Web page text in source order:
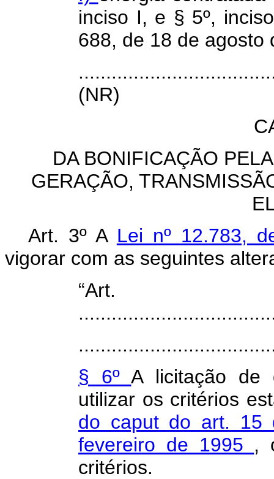
inciso I, e § 5º,
688, de 18 de agosto
(NR)
DA BONIFICAÇÃO
GERAÇÃO,
Art. 3º A Lei nº 12.783,
vigorar com as seguintes
§ 6ºA licitação
utilizar os critérios
do caput do art. 15
fevereiro de 1995 ,
critérios.